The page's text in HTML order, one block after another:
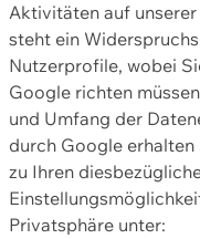
Aktivitäten auf
steht ein
Nutzerprofile, wobei
Google richten
und Umfang der
durch Google
zu Ihren
Privatsphäre unter: